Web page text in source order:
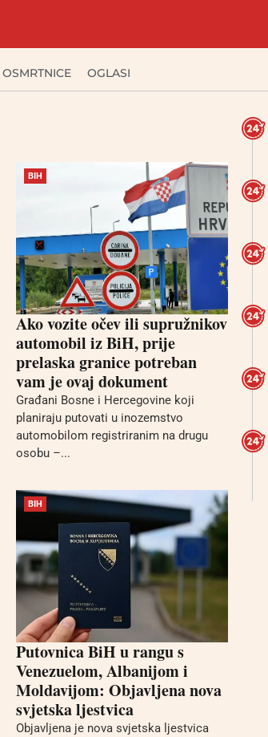
OSMRTNICE OGLASI
BIH
Ako vozite očev ili supružnikov
automobil iz BiH, prije
prelaska granice potreban
vam je ovaj dokument
Građani Bosne i Hercegovine koji
planiraju putovati u inozemstvo
automobilom registriranim na drugu
osobu –...
BIH
Putovnica BiH u rangu s
Venezuelom, Albanijom i
Moldavijom: Objavljena nova
svjetska ljestvica
Objavljena je nova svjetska ljestvica